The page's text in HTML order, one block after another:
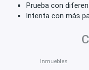
Prueba con
Intenta con más
Inmuebles